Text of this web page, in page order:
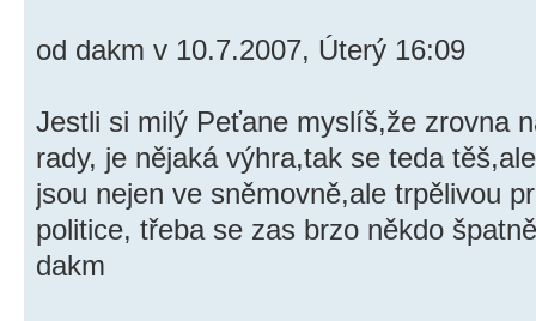
od dakm v 10.7.2007, Úterý 16:09
Jestli si milý Peťane myslíš,že zrovna
rady, je nějaká výhra,tak se teda
jsou nejen ve sněmovně,ale trpělivou
politice, třeba se zas brzo někdo
dakm